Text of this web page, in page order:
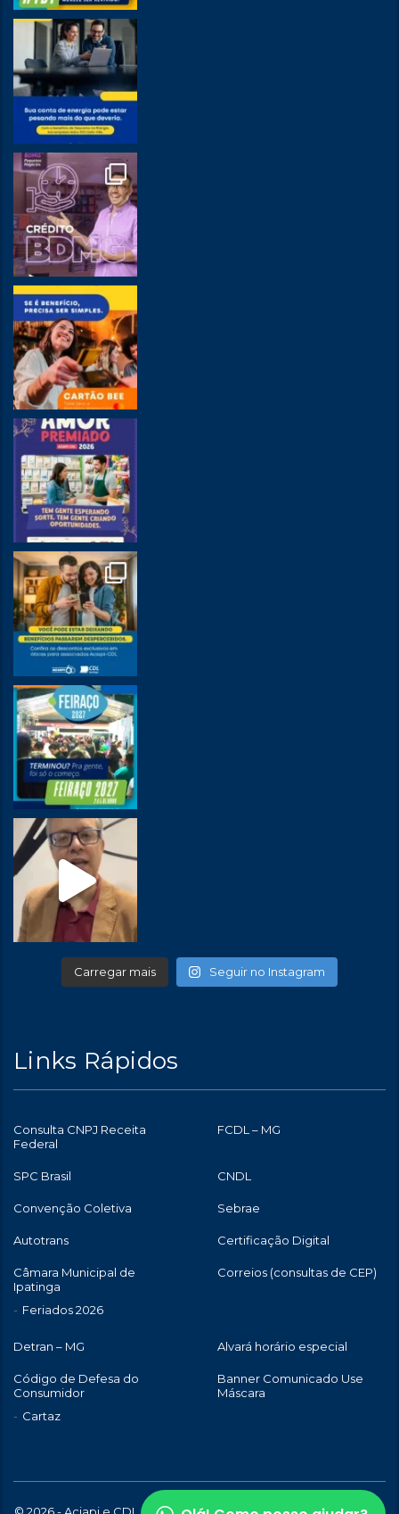
Carregar mais Seguir no Instagram
Links Rápidos
Consulta CNPJ Receita
Federal
FCDL – MG
SPC Brasil CNDL
Convenção Coletiva Sebrae
Autotrans Certificação Digital
Câmara Municipal de
Ipatinga
Feriados 2026
Correios (consultas de CEP)
Detran – MG Alvará horário especial
Código de Defesa do
Consumidor
Cartaz
Banner Comunicado Use
Máscara